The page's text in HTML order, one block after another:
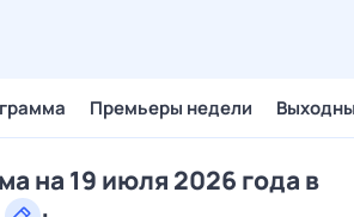
Премьеры недели
на 19 июля 2026 года в